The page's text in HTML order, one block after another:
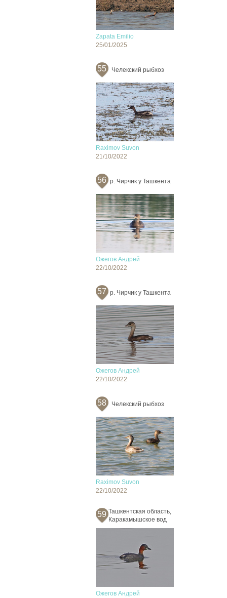
Zapata Emilio
25/01/2025
55 Челекский рыбхоз
Raximov Suvon
21/10/2022
56 р. Чирчик у Ташкента
Ожегов Андрей
22/10/2022
57 р. Чирчик у Ташкента
Ожегов Андрей
22/10/2022
58 Челекский рыбхоз
Raximov Suvon
22/10/2022
59 Ташкентская область,
Каракамышское вод
Ожегов Андрей